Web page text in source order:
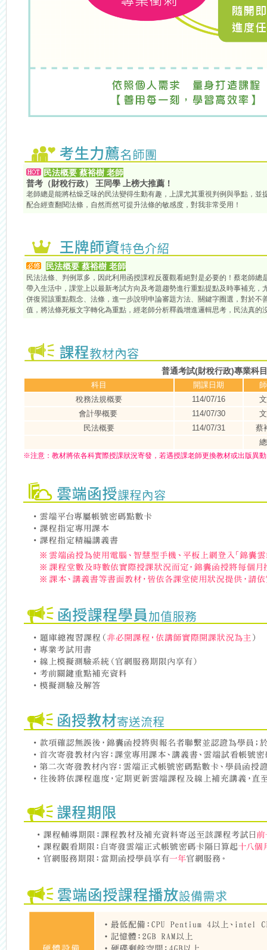
民法概要 蔡裕樹 老師
普考（財稅行政） 王同學 上榜大推薦！
老師總是能將枯燥乏味的民法變得生動有趣，上課尤其重視判例與爭點，
配合經查翻閱法條，自然而然可提升法條的敏感度，對我非常受用！
民法概要 蔡裕樹 老師
民法法條、判例眾多，因此利用函授課程反覆觀看絕對是必要的！蔡老師
帶入生活中，課堂上以最新考試方向及考題趨勢進行重點提點及時事補充
併復習該重點觀念、法條，進一步說明申論審題方法、關鍵字圈選，對於
值，將法條死板文字轉化為重點，經老師分析釋義增進邏輯思考，民法真的
普通考試(財稅行政)專業科
科目 開課日期
稅務法規概要
114/07/16
會計學概要
114/07/30
民法概要
114/07/31
蔡
※注意： 教材將依各科實際授課狀況寄發，若遇授課老師更換教材或出版異